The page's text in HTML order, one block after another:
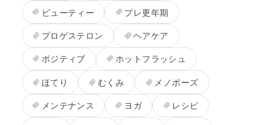
ビューティー
プレ更年期
プロゲステロン
ヘアケア
ポジティブ
ホットフラッシュ
ほてり
むくみ
メノポーズ
メンテナンス
ヨガ
レシピ